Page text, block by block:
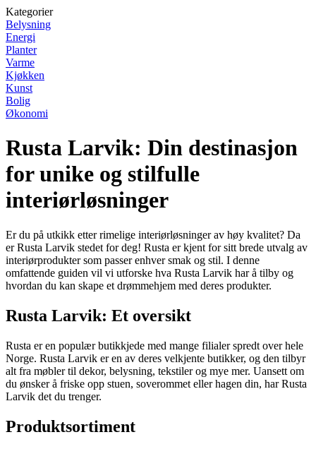
Kategorier
Belysning
Energi
Planter
Varme
Kjøkken
Kunst
Bolig
Økonomi
Rusta Larvik: Din destinasjon
for unike og stilfulle
interiørløsninger
Er du på utkikk etter rimelige interiørløsninger av høy kvalitet? Da
er Rusta Larvik stedet for deg! Rusta er kjent for sitt brede utvalg av
interiørprodukter som passer enhver smak og stil. I denne
omfattende guiden vil vi utforske hva Rusta Larvik har å tilby og
hvordan du kan skape et drømmehjem med deres produkter.
Rusta Larvik: Et oversikt
Rusta er en populær butikkjede med mange filialer spredt over hele
Norge. Rusta Larvik er en av deres velkjente butikker, og den tilbyr
alt fra møbler til dekor, belysning, tekstiler og mye mer. Uansett om
du ønsker å friske opp stuen, soverommet eller hagen din, har Rusta
Larvik det du trenger.
Produktsortiment